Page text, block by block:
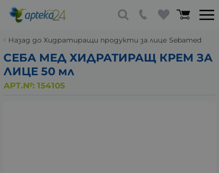
Назад до Хидратиращи продукти за лице Sebamed
СЕБА МЕД ХИДРАТИРАЩ КРЕМ ЗА
ЛИЦЕ 50 мл
АРТ.№: 154105